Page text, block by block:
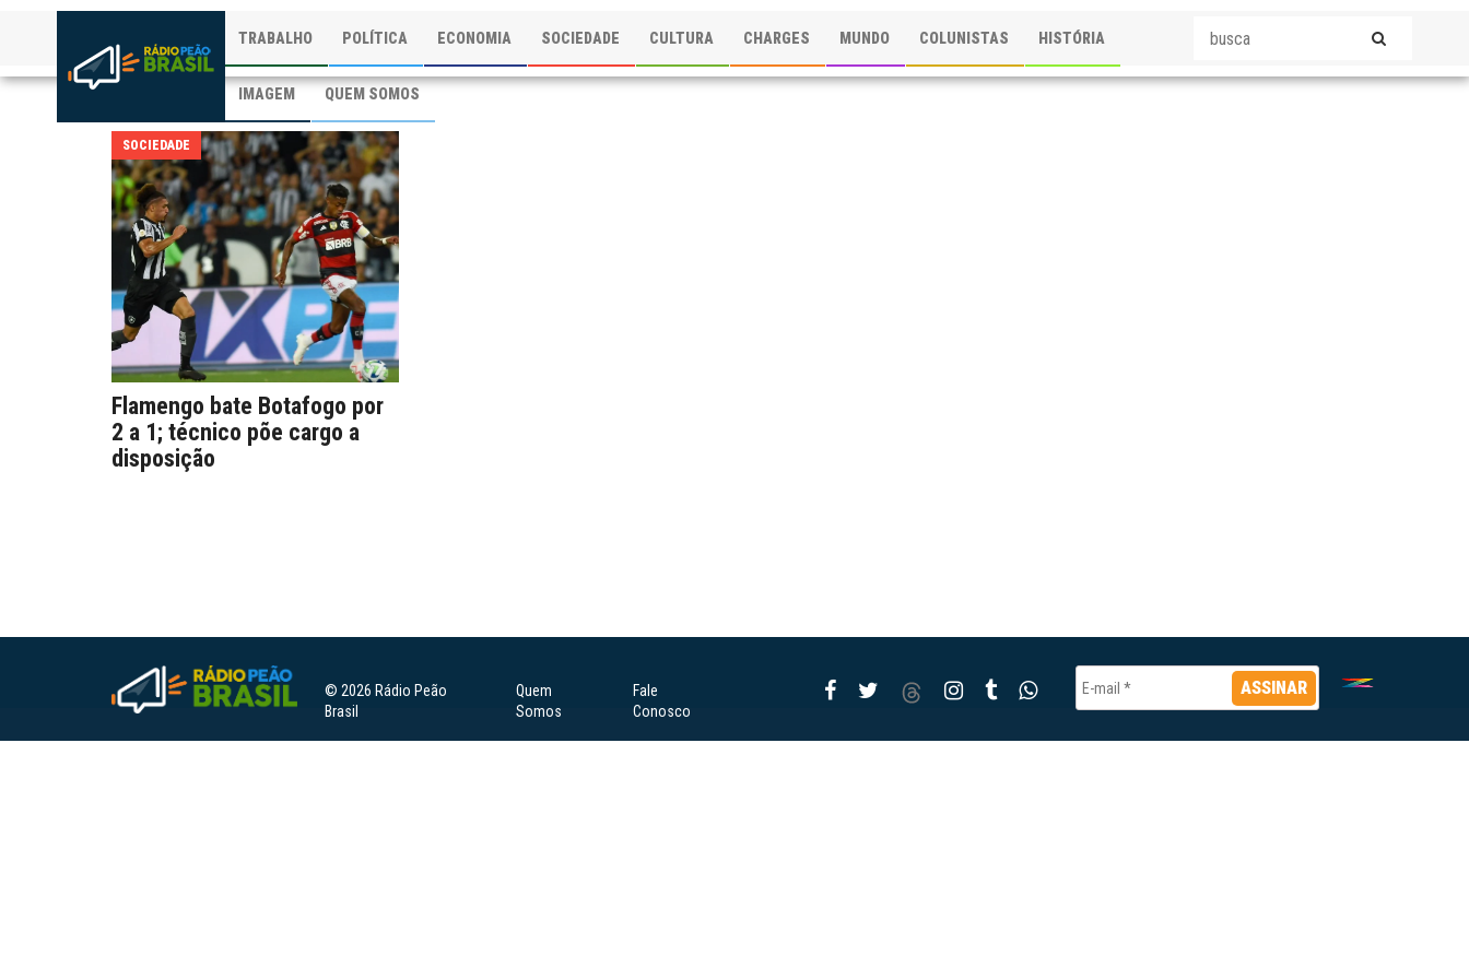
TRABALHO POLÍTICA ECONOMIA SOCIEDADE CULTURA CHARGES MUNDO COLUNISTAS HISTÓRIA
IMAGEM QUEM SOMOS
SOCIEDADE
Flamengo bate Botafogo por
2 a 1; técnico põe cargo a
disposição
© 2026 Rádio Peão
Brasil
Quem
Somos
Fale
Conosco